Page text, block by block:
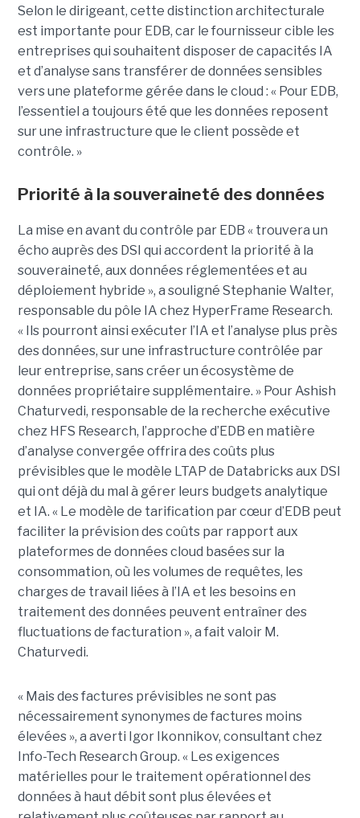
Selon le dirigeant, cette distinction architecturale
est importante pour EDB, car le fournisseur cible les
entreprises qui souhaitent disposer de capacités IA
et d’analyse sans transférer de données sensibles
vers une plateforme gérée dans le cloud : « Pour EDB,
l’essentiel a toujours été que les données reposent
sur une infrastructure que le client possède et
contrôle. »
Priorité à la souveraineté des données
La mise en avant du contrôle par EDB « trouvera un
écho auprès des DSI qui accordent la priorité à la
souveraineté, aux données réglementées et au
déploiement hybride », a souligné Stephanie Walter,
responsable du pôle IA chez HyperFrame Research.
« Ils pourront ainsi exécuter l’IA et l’analyse plus près
des données, sur une infrastructure contrôlée par
leur entreprise, sans créer un écosystème de
données propriétaire supplémentaire. » Pour Ashish
Chaturvedi, responsable de la recherche exécutive
chez HFS Research, l’approche d’EDB en matière
d’analyse convergée offrira des coûts plus
prévisibles que le modèle LTAP de Databricks aux DSI
qui ont déjà du mal à gérer leurs budgets analytique
et IA. « Le modèle de tarification par cœur d’EDB peut
faciliter la prévision des coûts par rapport aux
plateformes de données cloud basées sur la
consommation, où les volumes de requêtes, les
charges de travail liées à l’IA et les besoins en
traitement des données peuvent entraîner des
fluctuations de facturation », a fait valoir M.
Chaturvedi.
« Mais des factures prévisibles ne sont pas
nécessairement synonymes de factures moins
élevées », a averti Igor Ikonnikov, consultant chez
Info-Tech Research Group. « Les exigences
matérielles pour le traitement opérationnel des
données à haut débit sont plus élevées et